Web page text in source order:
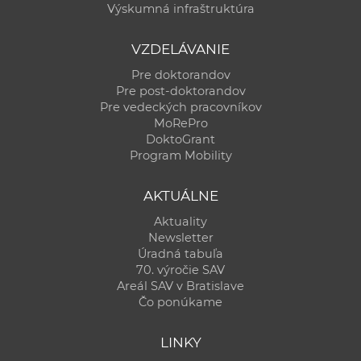
Výskumná infraštruktúra
VZDELÁVANIE
Pre doktorandov
Pre post-doktorandov
Pre vedeckých pracovníkov
MoRePro
DoktoGrant
Program Mobility
AKTUÁLNE
Aktuality
Newsletter
Úradná tabuľa
70. výročie SAV
Areál SAV v Bratislave
Čo ponúkame
LINKY